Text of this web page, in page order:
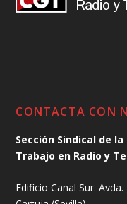
CONTACTA CON
Sección Sindical de
Trabajo en Radio y
Edificio Canal Sur.